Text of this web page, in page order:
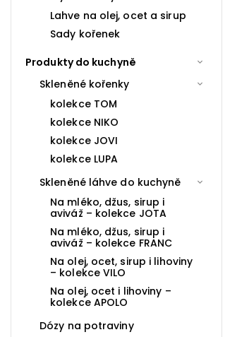
Lahve na olej, ocet a sirup
Sady kořenek
Produkty do kuchyně
Skleněné kořenky
kolekce TOM
kolekce NIKO
kolekce JOVI
kolekce LUPA
Skleněné láhve do kuchyně
Na mléko, džus, sirup i
aviváž – kolekce JOTA
Na mléko, džus, sirup i
aviváž – kolekce FRANC
Na olej, ocet, sirup i lihoviny
– kolekce VILO
Na olej, ocet i lihoviny –
kolekce APOLO
Dózy na potraviny